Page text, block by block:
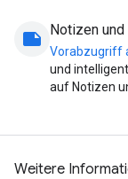
note Notizen
Vorabzugriff
und
auf Notizen
Weitere